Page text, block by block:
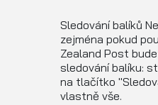
Sledování balíků
zejména pokud
Zealand Post
sledování balíku:
na tlačítko
vlastně vše.